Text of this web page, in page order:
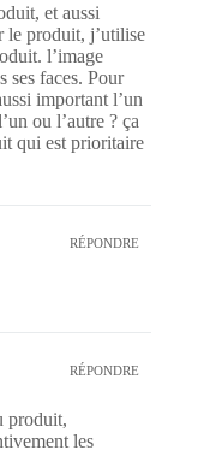
et aussi
le produit, j’utilise
l’image
ses faces. Pour
important l’un
ou l’autre ? ça
qui est prioritaire
RÉPONDRE
RÉPONDRE
produit,
les